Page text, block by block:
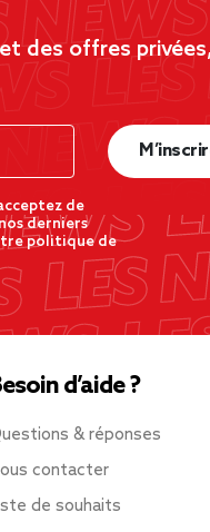
des offres
de
derniers
politique de
d’aide ?
& réponses
contacter
de souhaits